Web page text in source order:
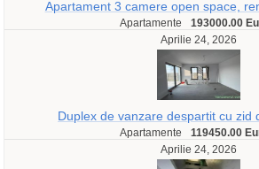
Apartament 3 camere open space,
Apartamente
193000.00
Aprilie 24, 2026
Duplex de vanzare despartit cu zid
Apartamente
119450.00
Aprilie 24, 2026